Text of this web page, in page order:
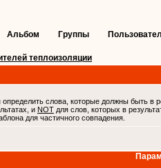
Альбом Группы
теплоизоляции
определить слова, которые должны быть в
и NOT для слов, которых в
для частичного совпадения.